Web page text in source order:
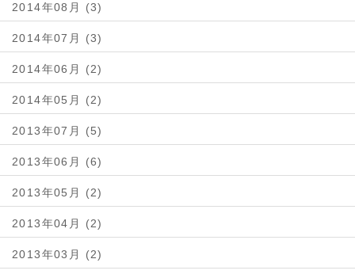
2014年08月 (3)
2014年07月 (3)
2014年06月 (2)
2014年05月 (2)
2013年07月 (5)
2013年06月 (6)
2013年05月 (2)
2013年04月 (2)
2013年03月 (2)